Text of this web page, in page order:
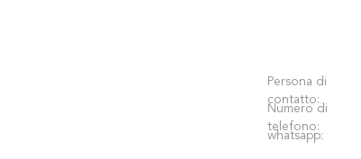
Persona di
contatto:
Numero di
telefono:
whatsapp: